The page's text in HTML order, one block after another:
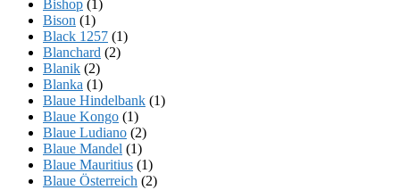
Bishop (1)
Bison (1)
Black 1257 (1)
Blanchard (2)
Blanik (2)
Blanka (1)
Blaue Hindelbank (1)
Blaue Kongo (1)
Blaue Ludiano (2)
Blaue Mandel (1)
Blaue Mauritius (1)
Blaue Österreich (2)